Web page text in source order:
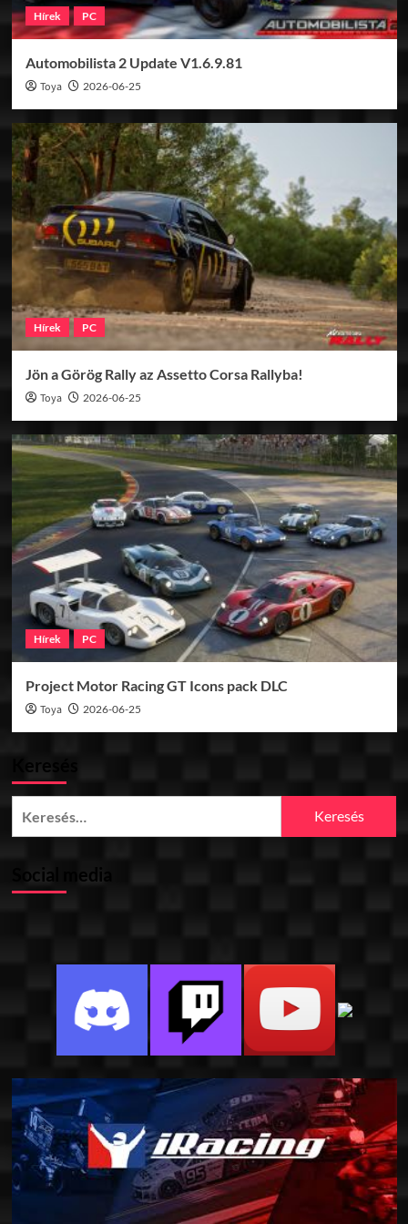
Hírek PC
Automobilista 2 Update V1.6.9.81
Toya 2026-06-25
Hírek PC
Jön a Görög Rally az Assetto Corsa Rallyba!
Toya 2026-06-25
Hírek PC
Project Motor Racing GT Icons pack DLC
Toya 2026-06-25
Keresés
Social media